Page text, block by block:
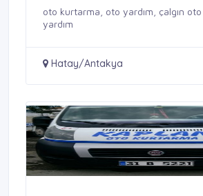
oto kurtarma, oto yardım, çalgın
yardım
Hatay/Antakya